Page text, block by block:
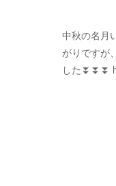
中秋の名月
がりですが
した⏬⏬⏬